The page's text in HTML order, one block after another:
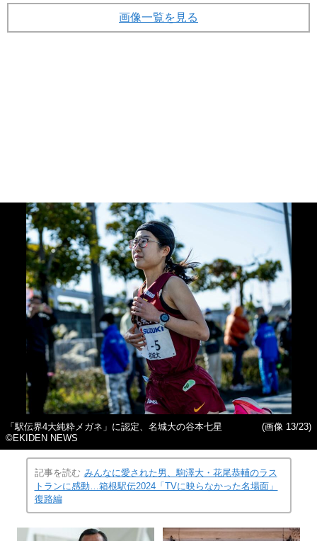
画像一覧を見る
「駅伝界4大純粋メガネ」に認定、名城大の谷本七星
©EKIDEN NEWS
(画像 13/23)
記事を読む みんなに愛された男、駒澤大・花尾恭輔のラス
トランに感動…箱根駅伝2024「TVに映らなかった名場面」
復路編